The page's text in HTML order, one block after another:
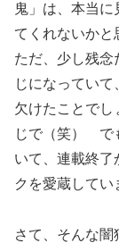
鬼」は、本当
てくれないかと
ただ、少し残念
じになってい
欠けたことでし
じで（笑） で
いて、連載終了
クを愛蔵してい
さて、そんな闇